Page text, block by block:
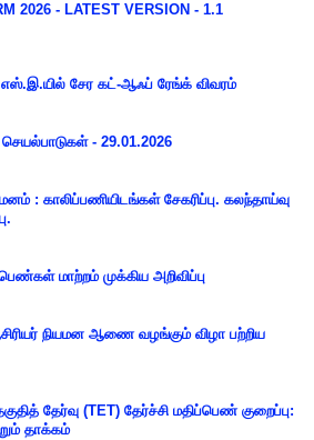
2026 - LATEST VERSION - 1.1
சேர கட்-ஆஃப் ரேங்க் விவரம்
- 29.01.2026
: காலிப்பணியிடங்கள் சேகரிப்பு. கலந்தாய்வு
மாற்றம் முக்கிய அறிவிப்பு
நியமன ஆணை வழங்கும் விழா பற்றிய
தேர்வு (TET) தேர்ச்சி மதிப்பெண் குறைப்பு:
தாக்கம்